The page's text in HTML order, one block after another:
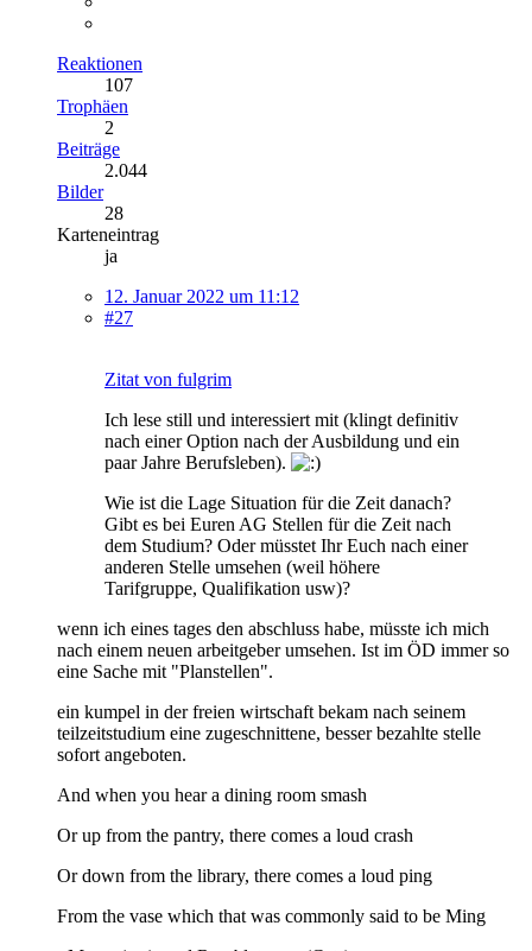
Reaktionen
107
Trophäen
2
Beiträge
2.044
Bilder
28
Karteneintrag
ja
12. Januar 2022 um 11:12
#27
Zitat von fulgrim
Ich lese still und interessiert mit (klingt definitiv
nach einer Option nach der Ausbildung und ein
paar Jahre Berufsleben).
Wie ist die Lage Situation für die Zeit danach?
Gibt es bei Euren AG Stellen für die Zeit nach
dem Studium? Oder müsstet Ihr Euch nach einer
anderen Stelle umsehen (weil höhere
Tarifgruppe, Qualifikation usw)?
wenn ich eines tages den abschluss habe, müsste ich mich
nach einem neuen arbeitgeber umsehen. Ist im ÖD immer so
eine Sache mit "Planstellen".
ein kumpel in der freien wirtschaft bekam nach seinem
teilzeitstudium eine zugeschnittene, besser bezahlte stelle
sofort angeboten.
And when you hear a dining room smash
Or up from the pantry, there comes a loud crash
Or down from the library, there comes a loud ping
From the vase which that was commonly said to be Ming